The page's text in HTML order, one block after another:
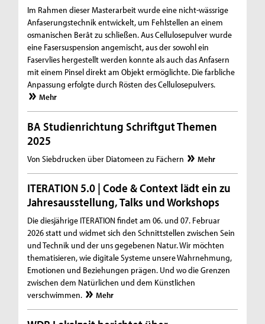
Im Rahmen dieser Masterarbeit wurde eine nicht-wässrige
Anfaserungstechnik entwickelt, um Fehlstellen an einem
osmanischen Berât zu schließen. Aus Cellulosepulver wurde
eine Fasersuspension angemischt, aus der sowohl ein
Faservlies hergestellt werden konnte als auch das Anfasern
mit einem Pinsel direkt am Objekt ermöglichte. Die farbliche
Anpassung erfolgte durch Rösten des Cellulosepulvers.
Mehr
BA Studienrichtung Schriftgut Themen
2025
Von Siebdrucken über Diatomeen zu Fächern Mehr
ITERATION 5.0 | Code & Context lädt ein zu
Jahresausstellung, Talks und Workshops
Die diesjährige ITERATION findet am 06. und 07. Februar
2026 statt und widmet sich den Schnittstellen zwischen Sein
und Technik und der uns gegebenen Natur. Wir möchten
thematisieren, wie digitale Systeme unsere Wahrnehmung,
Emotionen und Beziehungen prägen. Und wo die Grenzen
zwischen dem Natürlichen und dem Künstlichen
verschwimmen.
Mehr